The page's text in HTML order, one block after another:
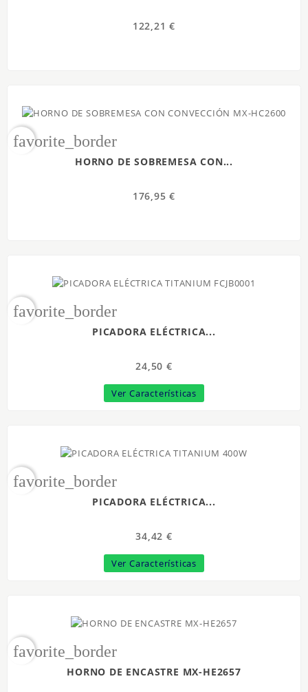
122,21 €
favorite_border
HORNO DE SOBREMESA CON...
176,95 €
favorite_border
PICADORA ELÉCTRICA...
24,50 €
Ver Características
favorite_border
PICADORA ELÉCTRICA...
34,42 €
Ver Características
favorite_border
HORNO DE ENCASTRE MX-HE2657